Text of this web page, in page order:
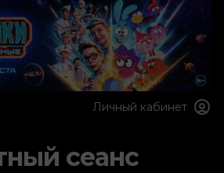
Личный кабинет
сеанс